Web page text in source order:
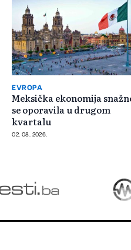
EVROPA
Meksička ekonomija
se oporavila u drugom
kvartalu
02. 08. 2026.